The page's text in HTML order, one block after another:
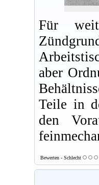
Für
aber
Teile in
den
Bewerten - Schlecht